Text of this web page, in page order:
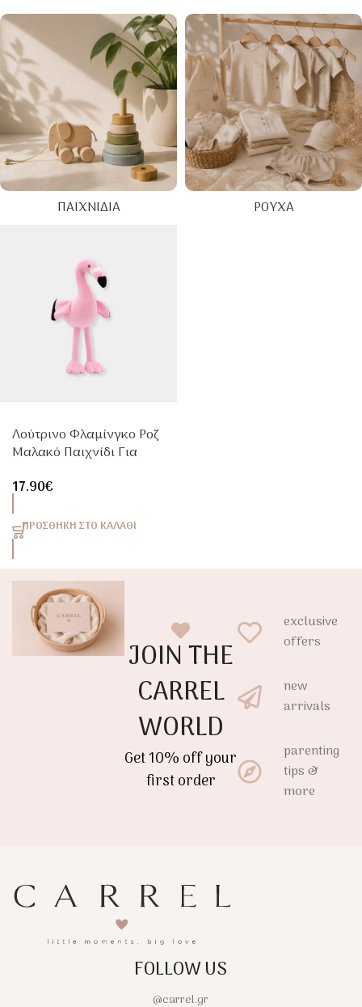
ΠΑΙΧΝΊΔΙΑ ΡΟΎΧΑ
Λούτρινο Φλαμίνγκο Ροζ
Μαλακό Παιχνίδι Για
17.90€
ΠΡΟΣΘΉΚΗ ΣΤΟ ΚΑΛΆΘΙ
JOIN THE
CARREL
WORLD
Get 10% off your
first order
exclusive
offers
new
arrivals
parenting
tips &
more
FOLLOW US
@carrel.gr